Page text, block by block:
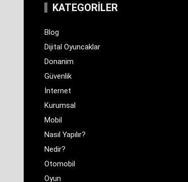
KATEGORILER
Blog
Dijital Oyuncaklar
Donanim
Güvenlik
İnternet
Kurumsal
Mobil
Nasıl Yapılır?
Nedir?
Otomobil
Oyun